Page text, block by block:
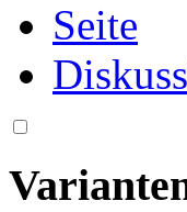
Seite